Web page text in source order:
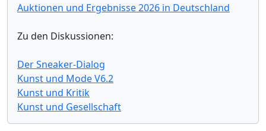
Auktionen und Ergebnisse 2026 in Deutschland
Zu den Diskussionen:
Der Sneaker-Dialog
Kunst und Mode V6.2
Kunst und Kritik
Kunst und Gesellschaft